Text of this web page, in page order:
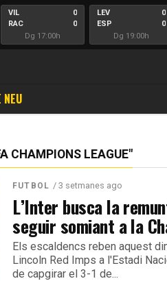
VIL
RAC
0
0
Dg 17:00h
LEV
ESP
0
0
Dg 19:00h
NEU
CHAMPIONS LEAGUE"
FUTBOL / 3 setmanes ago
L’Inter busca la
seguir somiant a la
Els escaldencs reben aquest
Lincoln Red Imps a l'Estadi
de capgirar el 3-1 de...